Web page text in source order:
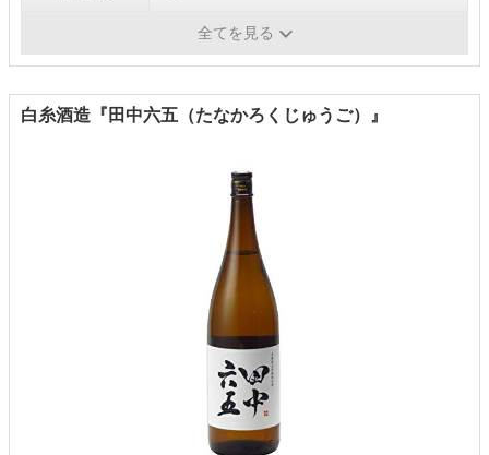
全てを見る
白糸酒造『田中六五（たなかろくじゅうご）』